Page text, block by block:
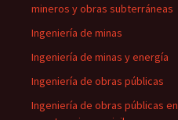
mineros y obras subterráneas
Ingeniería de minas
Ingeniería de minas y energía
Ingeniería de obras públicas
Ingeniería de obras públicas en